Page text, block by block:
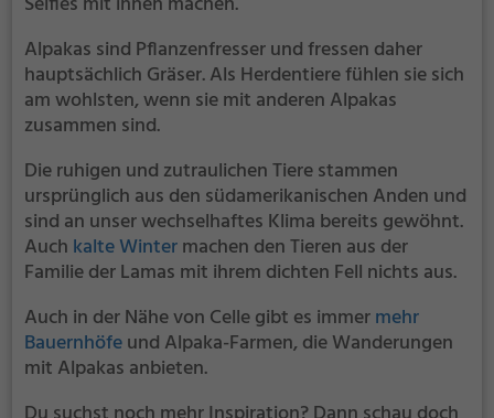
Alpakas sind Pflanzenfresser und fressen daher
hauptsächlich Gräser. Als Herdentiere fühlen sie sich
am wohlsten, wenn sie mit anderen Alpakas
zusammen sind.
Die ruhigen und zutraulichen Tiere stammen
ursprünglich aus den südamerikanischen Anden und
sind an unser wechselhaftes Klima bereits gewöhnt.
Auch kalte Wintermachen den Tieren aus der
Familie der Lamas mit ihrem dichten Fell nichts aus.
Auch in der Nähe von Celle gibt es immermehr
Bauernhöfeund Alpaka-Farmen, die Wanderungen
mit Alpakas anbieten.